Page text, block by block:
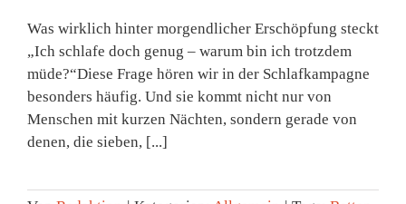
Was wirklich hinter morgendlicher Erschöpfung steckt
„Ich schlafe doch genug – warum bin ich trotzdem
müde?“Diese Frage hören wir in der Schlafkampagne
besonders häufig. Und sie kommt nicht nur von
Menschen mit kurzen Nächten, sondern gerade von
denen, die sieben, [...]